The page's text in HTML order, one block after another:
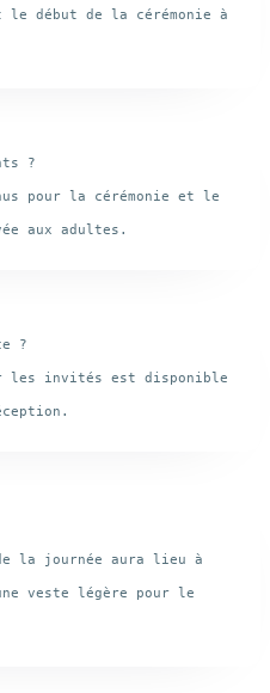
début de la cérémonie à
?
pour la cérémonie et le
?
les invités est disponible
la journée aura lieu à
veste légère pour le